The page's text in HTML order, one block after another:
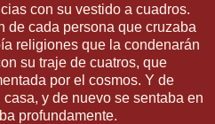
con su vestido a cuadros.
de cada persona que cruzaba
religiones que la condenarán
su traje de cuatros, que
por el cosmos. Y de
y de nuevo se sentaba en
profundamente.